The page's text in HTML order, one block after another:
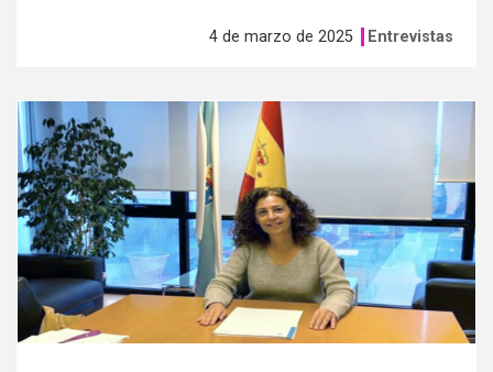
4 de marzo de 2025 Entrevistas
Ver
más